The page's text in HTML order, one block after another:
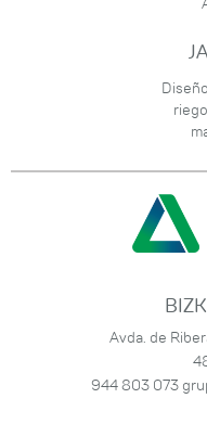
Avda. de
944 803 073